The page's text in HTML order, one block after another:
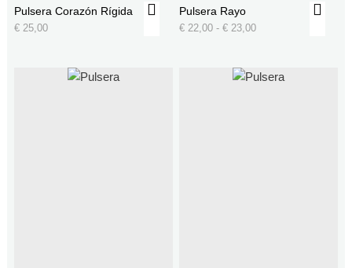
Pulsera Corazón Rígida
€25,00
Pulsera Rayo
€ 22,00 - € 23,00